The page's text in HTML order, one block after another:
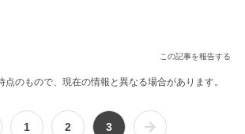
この記事を報告する
のもので、現在の情報と異なる場合があります。
1 2 3